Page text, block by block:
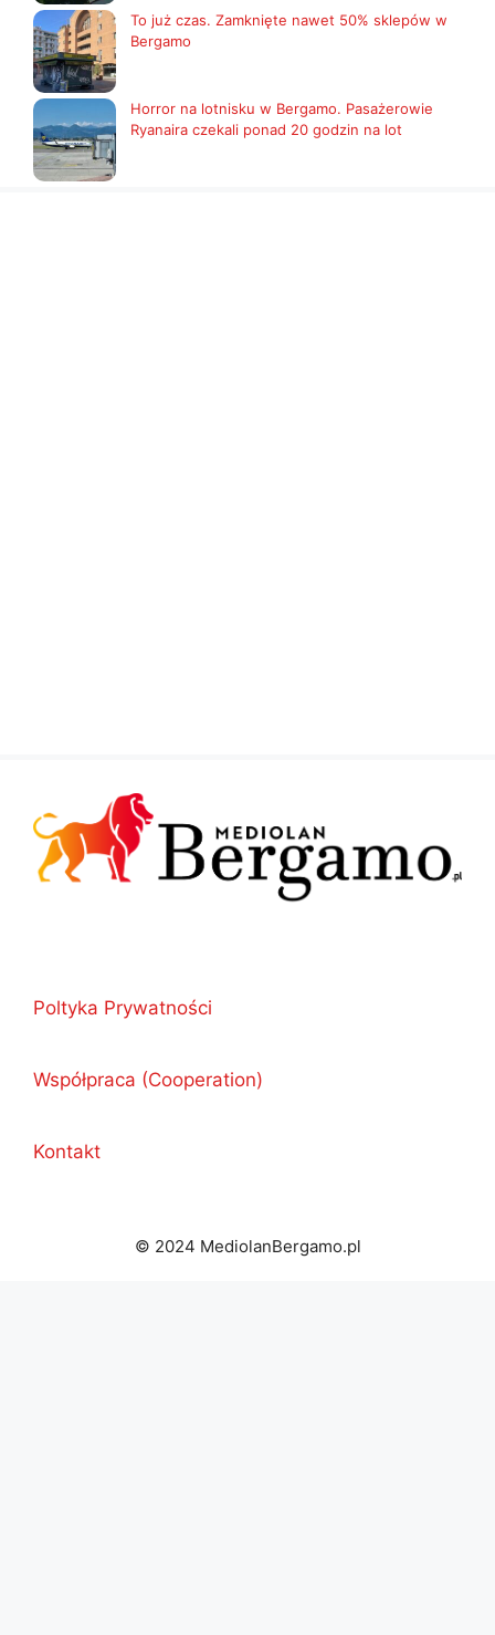
To już czas. Zamknięte nawet 50% sklepów w
Bergamo
Horror na lotnisku w Bergamo. Pasażerowie
Ryanaira czekali ponad 20 godzin na lot
Poltyka Prywatności
Współpraca (Cooperation)
Kontakt
© 2024 MediolanBergamo.pl